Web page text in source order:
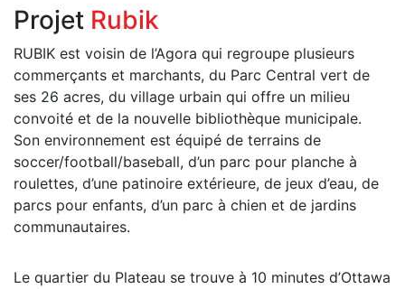
Projet Rubik
RUBIK est voisin de l’Agora qui regroupe plusieurs
commerçants et marchants, du Parc Central vert de
ses 26 acres, du village urbain qui offre un milieu
convoité et de la nouvelle bibliothèque municipale.
Son environnement est équipé de terrains de
soccer/football/baseball, d’un parc pour planche à
roulettes, d’une patinoire extérieure, de jeux d’eau, de
parcs pour enfants, d’un parc à chien et de jardins
communautaires.
Le quartier du Plateau se trouve à 10 minutes d’Ottawa